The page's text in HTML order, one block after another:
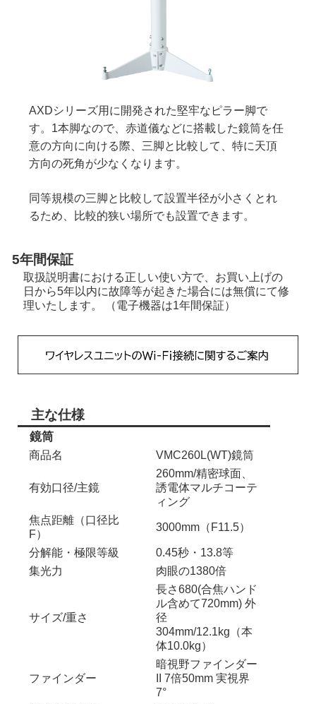
AXDシリーズ用に開発された堅牢なピラー脚で
す。1本脚なので、赤道儀などに搭載した鏡筒を任
意の方向に向ける際、三脚と比較して、特に天頂
方向の死角が少なくなります。
同等規模の三脚と比較して設置半径が小さくとれ
るため、比較的狭い場所でも設置できます。
5年間保証
取扱説明書における正しい使い方で、お買い上げの
日から5年以内に故障等が起きた場合には無償にて修
理いたします。 （電子機器は1年間保証）
主な仕様
鏡筒
商品名 VMC260L(WT)鏡筒
有効口径/主鏡
260mm/精密球面、
誘電体マルチコーテ
ィング
焦点距離（口径比
F）
3000mm（F11.5）
分解能・極限等級
0.45秒・13.8等
集光力
肉眼の1380倍
サイズ/重さ
長さ680(合焦ハンド
ル含めて720mm) 外
径
304mm/12.1kg（本
体10.0kg）
ファインダー
暗視野ファインダー
II 7倍50mm 実視界
7°